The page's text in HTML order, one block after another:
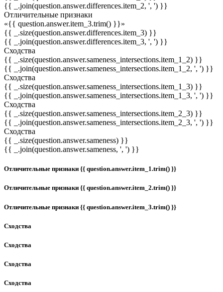
{{ _.join(question.answer.differences.item_2, ', ') }}
Отличительные признаки
«{{ question.answer.item_3.trim() }}»
{{ _.size(question.answer.differences.item_3) }}
{{ _.join(question.answer.differences.item_3, ', ') }}
Сходства
{{ _.size(question.answer.sameness_intersections.item_1_2) }}
{{ _.join(question.answer.sameness_intersections.item_1_2, ', ') }}
Сходства
{{ _.size(question.answer.sameness_intersections.item_1_3) }}
{{ _.join(question.answer.sameness_intersections.item_1_3, ', ') }}
Сходства
{{ _.size(question.answer.sameness_intersections.item_2_3) }}
{{ _.join(question.answer.sameness_intersections.item_2_3, ', ') }}
Сходства
{{ _.size(question.answer.sameness) }}
{{ _.join(question.answer.sameness, ', ') }}
Отличительные признаки {{ question.answer.item_1.trim() }}
Отличительные признаки {{ question.answer.item_2.trim() }}
Отличительные признаки {{ question.answer.item_3.trim() }}
Сходства
Сходства
Сходства
Сходства